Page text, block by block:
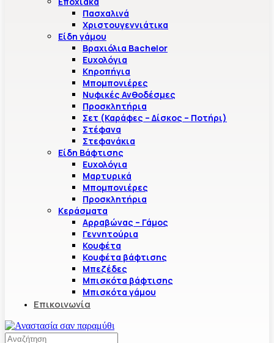
Πασχαλινά
Χριστουγεννιάτικα
Είδη γάμου
Βραχιόλια Bachelor
Ευχολόγια
Κηροπήγια
Μπομπονιέρες
Νυφικές Ανθοδέσμες
Προσκλητήρια
Σετ (Καράφες – Δίσκος – Ποτήρι)
Στέφανα
Στεφανάκια
Είδη Βάφτισης
Ευχολόγια
Μαρτυρικά
Μπομπονιέρες
Προσκλητήρια
Κεράσματα
Αρραβώνας – Γάμος
Γεννητούρια
Κουφέτα
Κουφέτα βάφτισης
Μπεζέδες
Μπισκότα βάφτισης
Μπισκότα γάμου
Επικοινωνία